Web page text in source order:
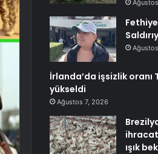
İrlanda’da işsizlik oranı
yükseldi
Ağustos 7, 2026
ışık